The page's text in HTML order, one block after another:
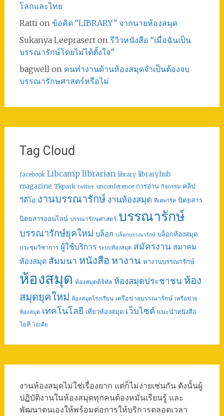
โลกและไทย
Rattion ข้อคิด “LIBRARY” จากนายห้องสมุด
Sukanya Leepraserton รีวิวหนังสือ “เมื่อฉันเป็น
บรรณารักษ์โดยไม่ได้ตั้งใจ”
bagwellon คนทำงานด้านห้องสมุดจำเป็นต้องจบ
บรรณารักษศาสตร์หรือไม่
Tag Cloud
facebook Libcamp librarian library libraryhub
magazine Tkpark twitter unconference การอ่าน กิจกรรม คลิป
วีดีโอ งานบรรณารักษ์ งานห้องสมุด ทีเคพาร์ค นิตยสาร
นิตยสารออนไลน์ บรรณารักษศาสตร์ บรรณารักษ์
บรรณารักษ์ยุคใหม่ บล็อก บล็อกบรรณารักษ์ บล็อกห้องสมุด
ประชุมวิชาการ ผู้ใช้บริการ ระบบห้องสมุด สมัครงาน สมาคม
ห้องสมุด สัมมนา หนังสือ หางาน หางานบรรณารักษ์
ห้องสมุด ห้องสมุดดิจิทัล ห้องสมุดประชาชน ห้อง
สมุดยุคใหม่ ห้องสมุดโรงเรียน เครือข่ายบรรณารักษ์ เครือข่าย
ห้องสมุด เทคโนโลยี เที่ยวห้องสมุด เว็บไซต์ แนะนำหนังสือ
ไอที ไอเดีย
งานห้องสมุดไม่ใช่เรื่องยาก แต่ก็ไม่ง่ายเช่นกัน ดังนั้นผู้
ปฏิบัติงานในห้องสมุดทุกคนต้องหมั่นเรียนรู้ และ
พัฒนาตนเองให้พร้อมต่อการให้บริการตลอดเวลา